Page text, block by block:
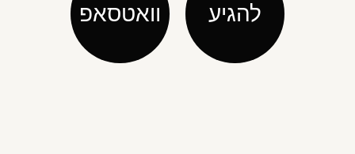
להגיע וואטסאפ